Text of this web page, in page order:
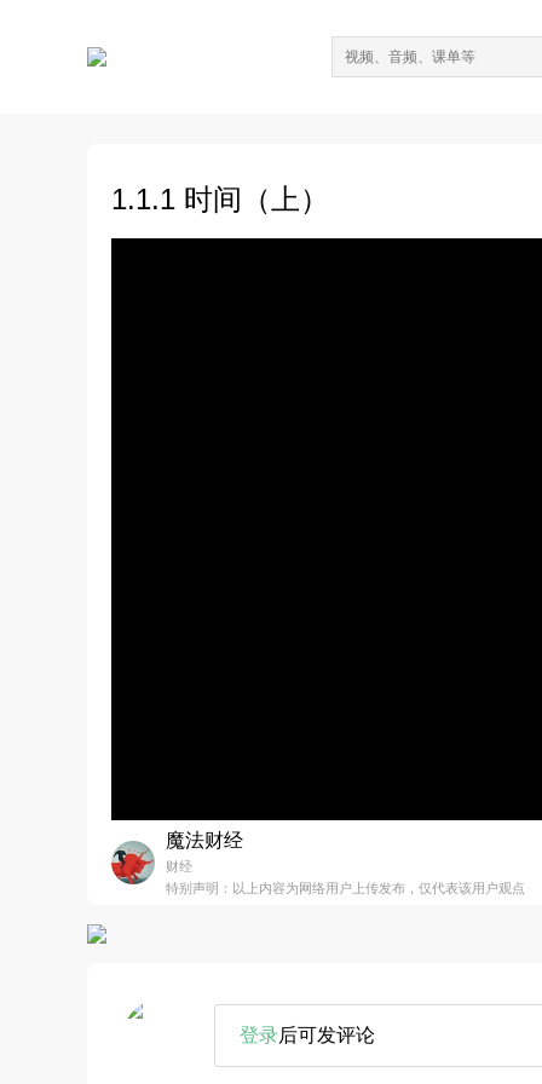
1.1.1 时间（上）
魔法财经
财经
特别声明：以上内容为网络用户上传发布，仅代表该用户观点
登录后可发评论